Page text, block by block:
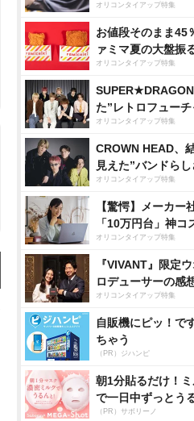
オリコンタイアップ特集
お値段そのまま45
ァミマ夏の大盤振
オリコンタイアップ特集
た”レトロフューチ
オリコンタイアップ特集
CROWN HEAD、
見えた”バンドらし
オリコンタイアップ特集
【驚愕】メーカー
「10万円台」神コ
オリコンタイアップ特集
『VIVANT』限定
ロデューサーの感
オリコンタイアップ特集
自販機にピッ！で
ちゃう
（PR）ジハンピ
朝1分貼るだけ！
で一日中ずっとう
（PR）サボリーノ